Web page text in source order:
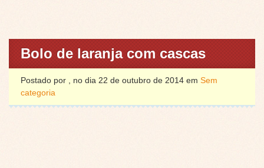
Bolo de laranja com cascas
Postado por , no dia 22 de outubro de 2014 em Sem
categoria